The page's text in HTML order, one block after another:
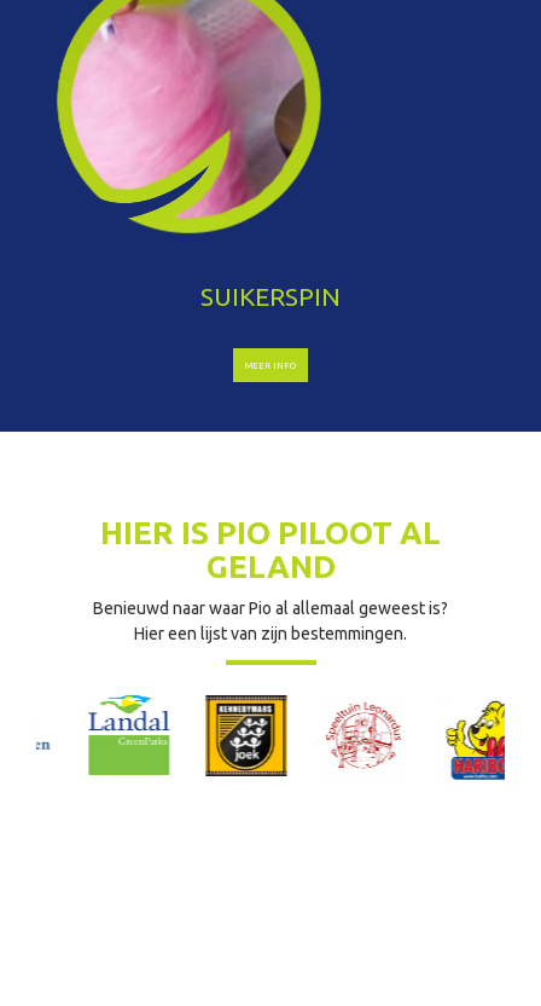
SUIKERSPIN
MEER INFO
HIER IS PIO PILOOT AL
GELAND
Benieuwd naar waar Pio al allemaal geweest is?
Hier een lijst van zijn bestemmingen.